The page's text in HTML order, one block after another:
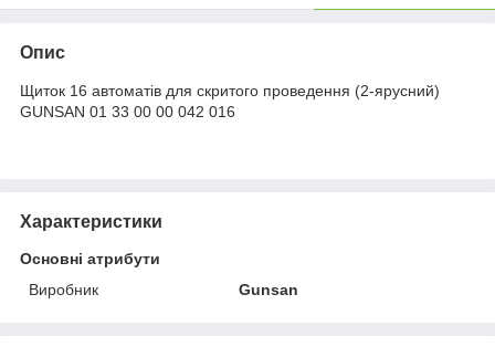
Опис
Щиток 16 автоматів для скритого проведення (2-ярусний)
GUNSAN 01 33 00 00 042 016
Характеристики
Основні атрибути
Виробник
Gunsan